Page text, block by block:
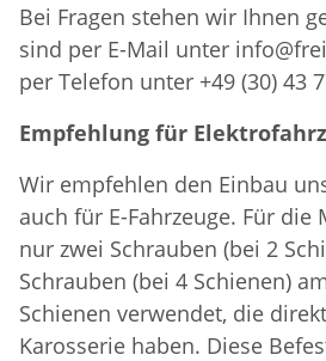
Bei Fragen stehen wir Ihnen
sind per E-Mail unter
per Telefon unter +49 (30) 43
Empfehlung für
Wir empfehlen den Einbau
auch für E-Fahrzeuge. Für die
nur zwei Schrauben (bei 2
Schrauben (bei 4 Schienen)
Schienen verwendet, die
Karosserie haben. Diese